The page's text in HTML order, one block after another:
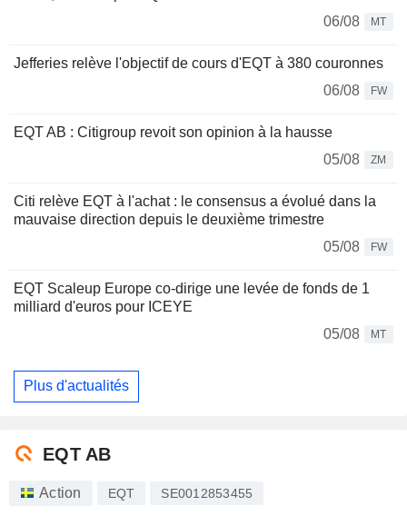
06/08
MT
Jefferies relève l'objectif de cours d'EQT à 380 couronnes
06/08
FW
EQT AB : Citigroup revoit son opinion à la hausse
05/08
ZM
Citi relève EQT à l'achat : le consensus a évolué dans la
mauvaise direction depuis le deuxième trimestre
05/08
FW
EQT Scaleup Europe co-dirige une levée de fonds de 1
milliard d'euros pour ICEYE
05/08
MT
Plus d'actualités
EQT AB
Action EQT SE0012853455